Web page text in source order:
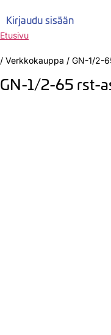
Kirjaudu sisään
Etusivu
/ Verkkokauppa / GN-1/2-
GN-1/2-65 rst-